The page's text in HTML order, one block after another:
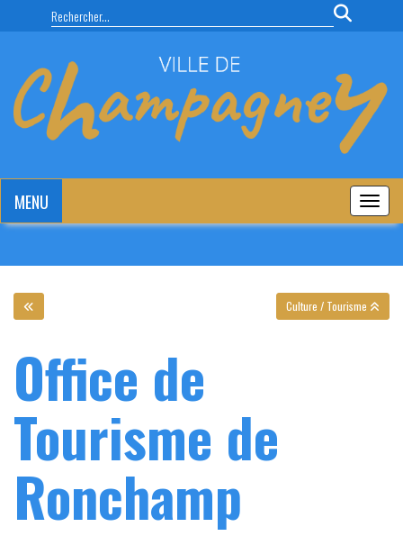
MENU
MENU
Culture / Tourisme
Office de
Tourisme de
Ronchamp
Panneau de gestion des cookies